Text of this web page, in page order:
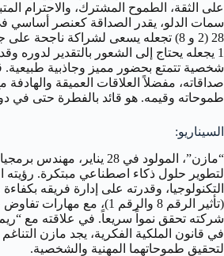
على الثقة، الطموح المشترك، والاحترام
سمات الدلو، يقدر الصداقة كعنصر أساسي
28 (2 و 8) تجعله يسعى لشراكة ناجحة
1 يجعله يحتاج إلى الشعور بالتقدير لدوره
شخصية تتمتع بحضور مميز وجاذبية طبيعية.
صداقاته، مفضلاً العلاقات العميقة
طموحاته وقيمه. هو قائد بالفطرة حتى في
السيناريو:
“مازن”، المولود في 28
لتطوير حلول ذكاء اصطناعي مبتكرة. رؤيته
التكنولوجيا، وقدرته على إدارة فريقه
شركته تحقق نمواً سريعاً. في علاقته مع
في قانون الملكية الفكرية، يجد مازن
لتحقيق طموحاتهما المهنية والشخصية.